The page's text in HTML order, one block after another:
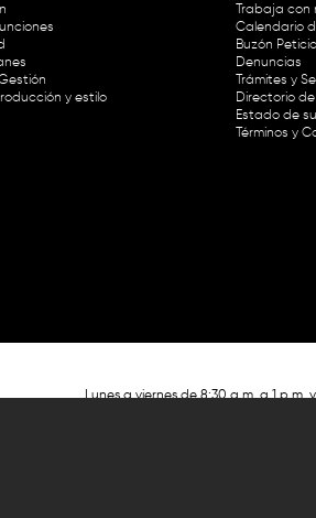
y estilo
Trabaja con
Calendario
Buzón
Denuncias
Trámites y
Directorio
Estado de
Términos y
Lunes a viernes de 8:30 a.m. a 1 p.m.